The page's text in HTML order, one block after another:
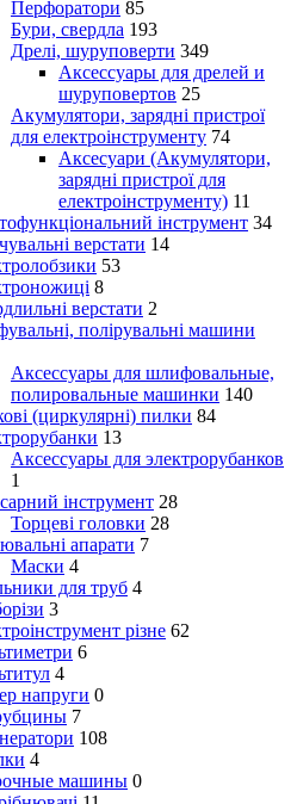
Перфоратори 85
Бури, свердла 193
Дрелі, шуруповерти 349
Аксессуары для дрелей и
шуруповертов 25
Акумулятори, зарядні пристрої
для електроінструменту 74
Аксесуари (Акумулятори,
зарядні пристрої для
електроінструменту) 11
інструмент 34
верстати 14
53
8
верстати 2
полірувальні машини
Аксессуары для шлифовальные,
полировальные машинки 140
(циркулярні) пилки 84
13
Аксессуары для электрорубанков
1
інструмент 28
Торцеві головки 28
апарати 7
Маски 4
для труб 4
3
різне 62
6
4
напруги 0
7
108
4
машины 0